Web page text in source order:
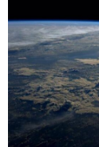
NVIDIA 頒發
頓大學與馬拉